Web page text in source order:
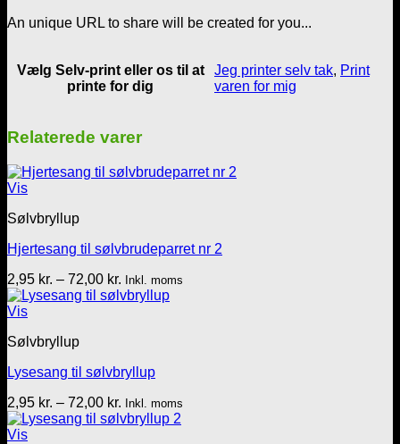
An unique URL to share will be created for you...
Vælg Selv-print eller os til at
printe for dig
Jeg printer selv tak, Print
varen for mig
Relaterede varer
Vis
Sølvbryllup
Hjertesang til sølvbrudeparret nr 2
2,95 kr. – 72,00 kr. Prisinterval:
2,95 kr.
Inkl. moms
Vis
Sølvbryllup
Lysesang til sølvbryllup
2,95 kr. – 72,00 kr. Prisinterval:
2,95 kr.
Inkl. moms
Vis